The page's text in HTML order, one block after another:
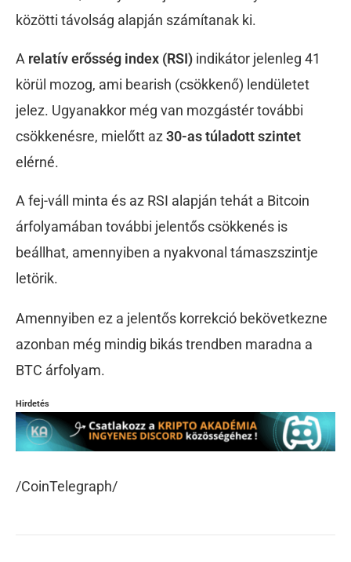
közötti távolság alapján számítanak ki.
A relatív erősség index (RSI) indikátor jelenleg 41
körül mozog, ami bearish (csökkenő) lendületet
jelez. Ugyanakkor még van mozgástér további
csökkenésre, mielőtt az30-as túladott szintet
elérné.
A fej-váll minta és az RSI alapján tehát a Bitcoin
árfolyamában további jelentős csökkenés is
beállhat, amennyiben a nyakvonal támaszszintje
letörik.
Amennyiben ez a jelentős korrekció bekövetkezne
azonban még mindig bikás trendben maradna a
BTC árfolyam.
Hirdetés
/CoinTelegraph/